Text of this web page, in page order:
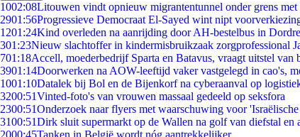
1002:08Litouwen vindt opnieuw migrantentunnel onder grens met
2901:56Progressieve Democraat El-Sayed wint nipt
1201:24Kind overleden na aanrijding door AH-bestelbus in
301:23Nieuw slachtoffer in kindermisbruikzaak zorgprofessional
701:18Accell, moederbedrijf Sparta en Batavus, vraagt uitstel van
3901:14Doorwerken na AOW-leeftijd vaker vastgelegd in cao's,
1001:10Datalek bij Bol en de Bijenkorf na cyberaanval op
3200:51Vinted-foto's van vrouwen massaal gedeeld op seksfora
2300:51Onderzoek naar flyers met waarschuwing voor
3100:51Dirk sluit supermarkt op de Wallen na golf van diefstal en
2000:45Tanken in België wordt nóg aantrekkelijker